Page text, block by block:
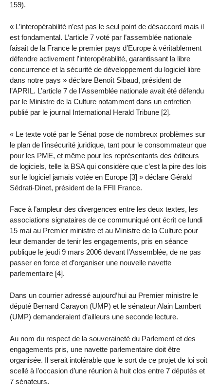
159).
« L’interopérabilité n’est pas le seul point de désaccord mais il
est fondamental. L’article 7 voté par l’assemblée nationale
faisait de la France le premier pays d’Europe à véritablement
défendre activement l’interopérabilité, garantissant la libre
concurrence et la sécurité de développement du logiciel libre
dans notre pays » déclare Benoît Sibaud, président de
l’APRIL. L’article 7 de l’Assemblée nationale avait été défendu
par le Ministre de la Culture notamment dans un entretien
publié par le journal International Herald Tribune [2].
« Le texte voté par le Sénat pose de nombreux problèmes sur
le plan de l’insécurité juridique, tant pour le consommateur que
pour les PME, et même pour les représentants des éditeurs
de logiciels, telle la BSA qui considère que c’est la pire des lois
sur le logiciel jamais votée en Europe [3] » déclare Gérald
Sédrati-Dinet, président de la FFII France.
Face à l’ampleur des divergences entre les deux textes, les
associations signataires de ce communiqué ont écrit ce lundi
15 mai au Premier ministre et au Ministre de la Culture pour
leur demander de tenir les engagements, pris en séance
publique le jeudi 9 mars 2006 devant l’Assemblée, de ne pas
passer en force et d’organiser une nouvelle navette
parlementaire [4].
Dans un courrier adressé aujourd’hui au Premier ministre le
député Bernard Carayon (UMP) et le sénateur Alain Lambert
(UMP) demanderaient d’ailleurs une seconde lecture.
Au nom du respect de la souveraineté du Parlement et des
engagements pris, une navette parlementaire doit être
organisée. Il serait intolérable que le sort de ce projet de loi soit
scellé à l’occasion d’une réunion à huit clos entre 7 députés et
7 sénateurs.